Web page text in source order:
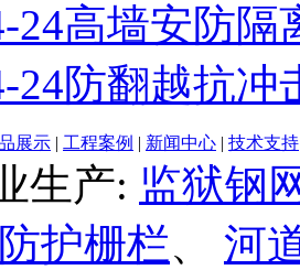
24高墙安防隔
24防翻越抗冲
展示 | 工程案例 | 新闻中心 | 技术支持
生产: 监狱钢
护栅栏、 河